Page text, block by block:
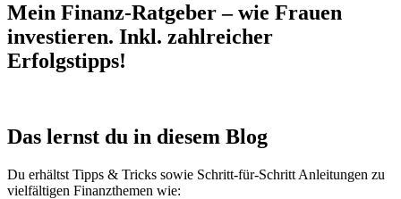
Mein Finanz-Ratgeber – wie Frauen
investieren. Inkl. zahlreicher
Erfolgstipps!
Das lernst du in diesem Blog
Du erhältst Tipps & Tricks sowie Schritt-für-Schritt Anleitungen zu
vielfältigen Finanzthemen wie: